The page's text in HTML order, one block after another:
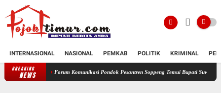
INTERNASIONAL NASIONAL PEMKAB POLITIK KRIMINAL
BREAKING
NEWS
Forum Komunikasi Pondok Pesantren Soppeng Temui Bupati Suwardi Haseng